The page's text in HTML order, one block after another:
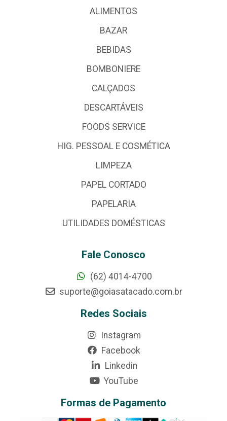
ALIMENTOS
BAZAR
BEBIDAS
BOMBONIERE
CALÇADOS
DESCARTÁVEIS
FOODS SERVICE
HIG. PESSOAL E COSMÉTICA
LIMPEZA
PAPEL CORTADO
PAPELARIA
UTILIDADES DOMÉSTICAS
Fale Conosco
(62) 4014-4700
suporte@goiasatacado.com.br
Redes Sociais
Instagram
Facebook
Linkedin
YouTube
Formas de Pagamento